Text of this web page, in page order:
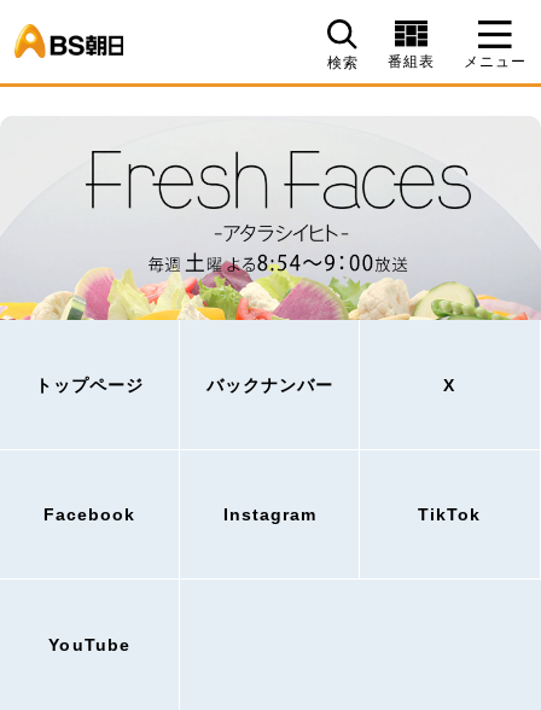
検索 番組表 メニュー
トップページ バックナンバー X
Facebook Instagram TikTok
YouTube